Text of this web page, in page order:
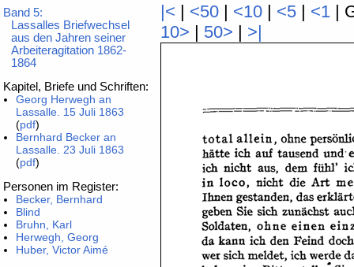
Band 5:
Lassalles Briefwechsel
aus den Jahren seiner
Arbeiteragitation 1862-
1864
Kapitel, Briefe und Schriften:
Georg Herwegh an
Lassalle. 15 Juli 1863
(pdf)
Bernhard Becker an
Lassalle. 23 Juli 1863
(pdf)
Personen im Register:
Becker, Bernhard
Blind
Bruhn, Karl
Herwegh, Georg
Huber, Victor Aimé
|< | <50| <10| <5| <1 |
10> | 50> | >|